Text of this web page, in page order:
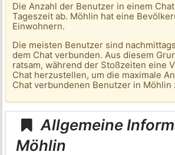
Die Anzahl der Benutzer in einem
Tageszeit ab. Möhlin hat eine
Einwohnern.
Die meisten Benutzer sind
dem Chat verbunden. Aus diesem
ratsam, während der Stoßzeiten eine
Chat herzustellen, um die maximale
Chat verbundenen Benutzer in Möhlin
Allgemeine
Möhlin